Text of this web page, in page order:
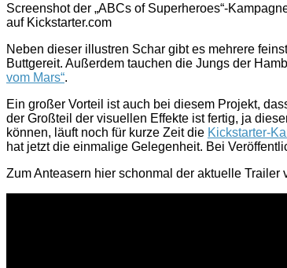
Screenshot der „ABCs of Superheroes“-
auf Kickstarter.com
Neben dieser illustren Schar gibt es mehrere
Buttgereit. Außerdem tauchen die Jungs der
vom Mars“.
Ein großer Vorteil ist auch bei diesem Projekt,
der Großteil der visuellen Effekte ist fertig, ja
können, läuft noch für kurze Zeit die Kickstarter-
hat jetzt die einmalige Gelegenheit. Bei
Zum Anteasern hier schonmal der aktuelle Trailer